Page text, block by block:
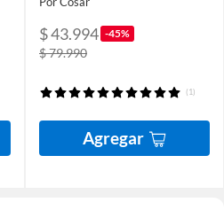
$ 43.994 -45%
$ 79.990
(1)
Agregar